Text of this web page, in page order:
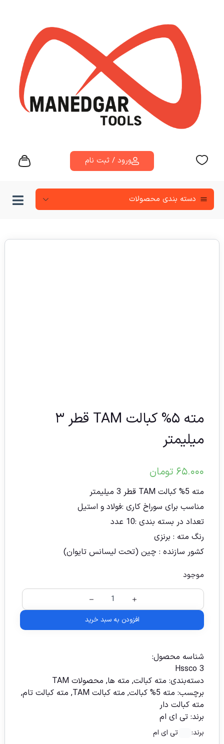
ورود / ثبت نام
دسته‌ بندی محصولات
مته ۵% کبالت TAM قطر ۳
میلیمتر
۶۵.۰۰۰ تومان
مته 5% کبالت TAM قطر 3 میلیمتر
مناسب برای سوراخ کاری :فولاد و استیل
تعداد در بسته بندی :10 عدد
رنگ مته : برنزی
کشور سازنده : چین (تحت لیسانس تایوان)
موجود
افزودن به سبد خرید
شناسه محصول:
Hssco 3
دسته‌بندی: مته کبالت, مته ها, محصولات TAM
برچسب: مته 5% کبالت , مته کبالت TAM , مته کبالت تام,
مته کبالت دار
برند: تی ای ام
برند: تی ای ام